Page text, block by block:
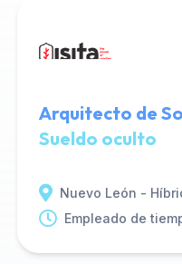
Arquitecto de
Sueldo oculto
Nuevo León -
Empleado de